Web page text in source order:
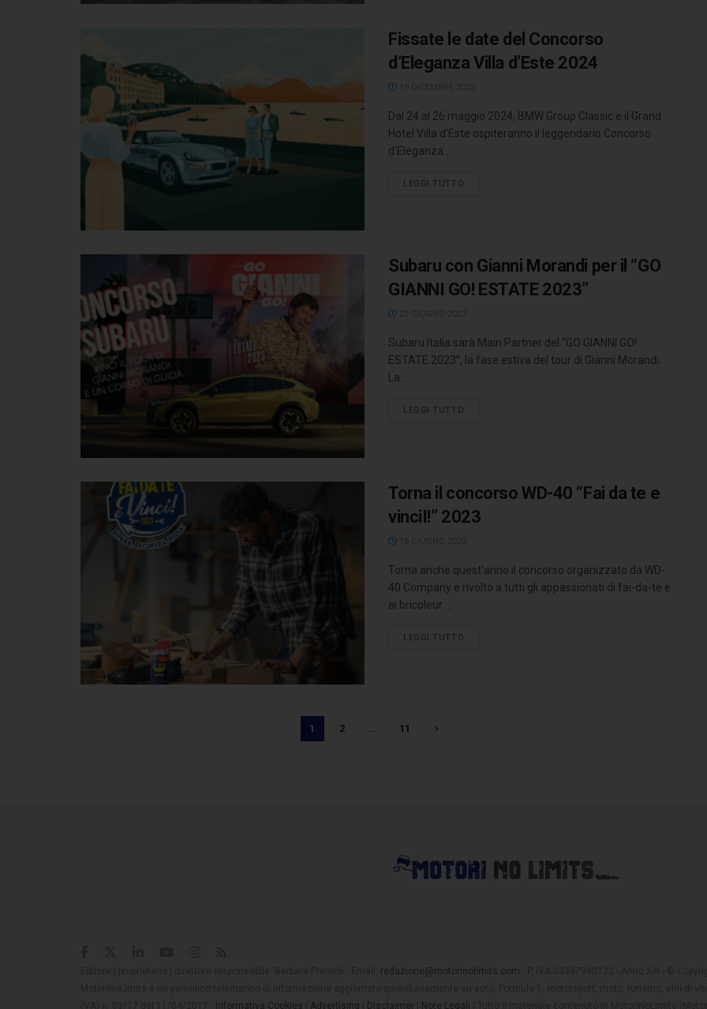
Fissate le date del Concorso
d’Eleganza Villa d’Este 2024
Dal 24 al 26 maggio 2024, BMW Group Classic e il Grand
Hotel Villa d'Este ospiteranno il leggendario Concorso
d'Eleganza ...
LEGGI TUTTO
Subaru con Gianni Morandi per il “GO
GIANNI GO! ESTATE 2023”
Subaru Italia sarà Main Partner del “GO GIANNI GO!
ESTATE 2023”, la fase estiva del tour di Gianni Morandi.
La ...
LEGGI TUTTO
Torna il concorso WD-40 “Fai da te e
vinciI!” 2023
Torna anche quest’anno il concorso organizzato da WD-
40 Company e rivolto a tutti gli appassionati di fai-da-te e
ai bricoleur ...
LEGGI TUTTO
1 2 11
redazione@motorinolimits.com
Informativa Cookies Advertising Disclaimer Note Legali